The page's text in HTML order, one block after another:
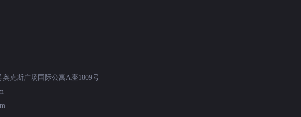
克斯广场国际公寓A座1809号